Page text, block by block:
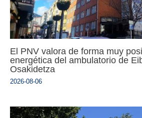
El PNV valora de forma muy
energética del ambulatorio de
Osakidetza
2026-08-06